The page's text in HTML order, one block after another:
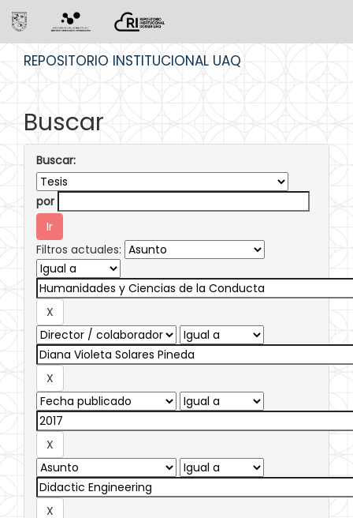
REPOSITORIO INSTITUCIONAL UAQ
Buscar
Buscar:
por
Filtros actuales: